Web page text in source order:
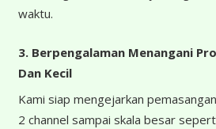
waktu.
3. Berpengalaman Menangani
Dan Kecil
Kami siap mengejarkan
2 channel sampai skala besar